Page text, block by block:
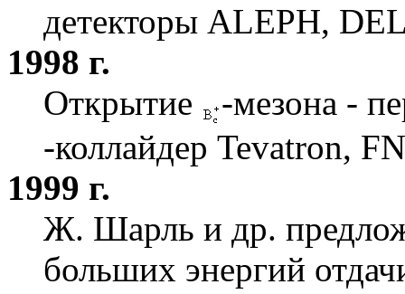
детекторы ALEPH,
1998 г.
Открытие
-мезона -
-коллайдер Tevatron,
1999 г.
Ж. Шарль и др.
больших энергий